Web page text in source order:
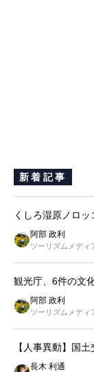
新着記事
くしろ湿原ノロ
阿部 政利
ツーリズムメディ
観光庁、6件の文
阿部 政利
ツーリズムメディ
【人事異動】国
長木 利通